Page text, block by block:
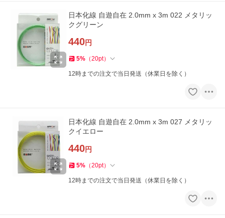
日本化線 自遊自在 2.0mm x 3m 022 メタリッ
クグリーン
440円
5% （20pt）
12時までの注文で当日発送（休業日を除く）
日本化線 自遊自在 2.0mm x 3m 027 メタリッ
クイエロー
440円
5% （20pt）
12時までの注文で当日発送（休業日を除く）